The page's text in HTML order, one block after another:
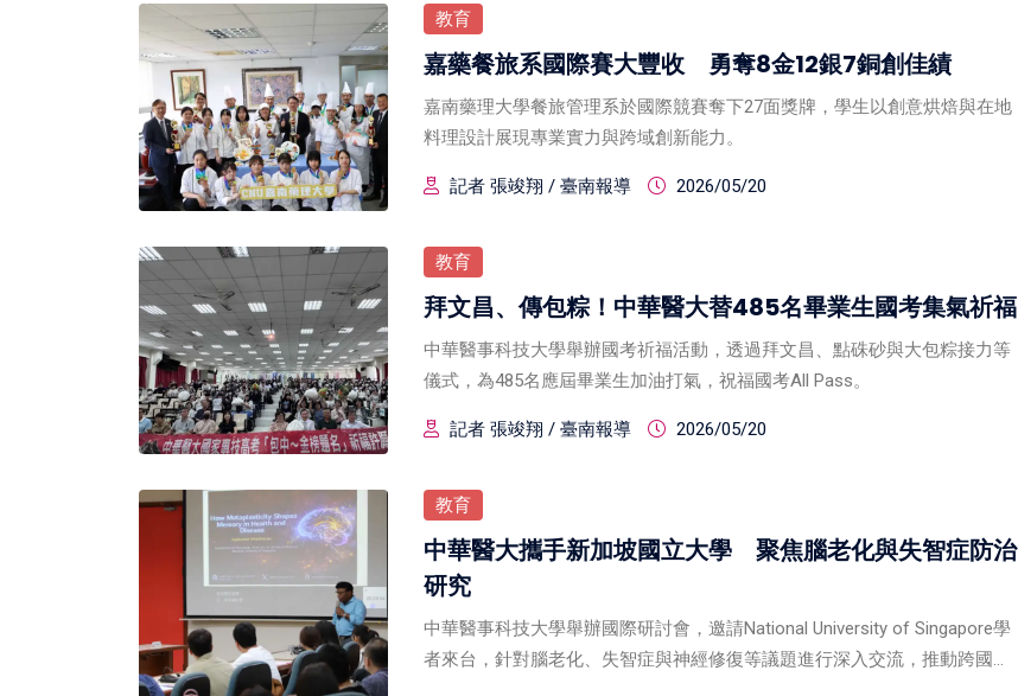
教育
嘉藥餐旅系國際賽大豐收 勇奪8金12銀7銅創佳績
嘉南藥理大學餐旅管理系於國際競賽奪下27面獎牌，學生以創意烘焙與在地
料理設計展現專業實力與跨域創新能力。
記者 張竣翔 / 臺南報導 2026/05/20
教育
拜文昌、傳包粽！中華醫大替485名畢業生國考集氣祈福
中華醫事科技大學舉辦國考祈福活動，透過拜文昌、點硃砂與大包粽接力等
儀式，為485名應屆畢業生加油打氣，祝福國考All Pass。
記者 張竣翔 / 臺南報導 2026/05/20
教育
中華醫大攜手新加坡國立大學 聚焦腦老化與失智症防治
研究
中華醫事科技大學舉辦國際研討會，邀請National University of Singapore學
者來台，針對腦老化、失智症與神經修復等議題進行深入交流，推動跨國合